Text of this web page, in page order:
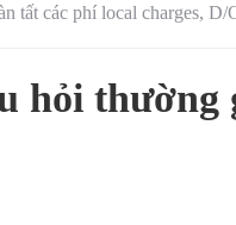
tất các phí local charges, D/
hỏi thường